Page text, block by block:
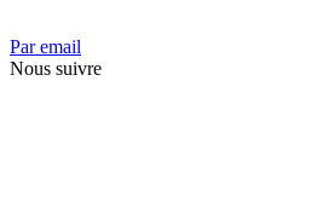
Par email
Nous suivre